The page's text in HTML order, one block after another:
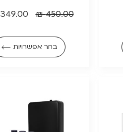
450.00
₪
349.00
בחר אפשרויות